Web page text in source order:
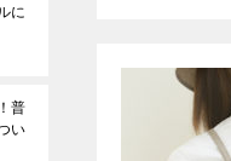
に
普
い